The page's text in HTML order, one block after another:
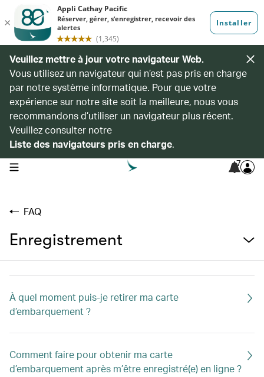
Veuillez mettre à jour votre navigateur Web.
Vous utilisez un navigateur qui n’est pas pris en charge
par notre système informatique. Pour que votre
expérience sur notre site soit la meilleure, nous vous
recommandons d’utiliser un navigateur plus récent.
Veuillez consulter notre
Liste des navigateurs pris en charge.
open navigation menu 7
FAQ
Enregistrement
À quel moment puis-je retirer ma carte
d’embarquement ?
Comment faire pour obtenir ma carte
d’embarquement après m’être enregistré(e) en ligne ?